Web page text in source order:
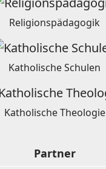
Religionspädagogik
Katholische Schulen
Katholische Theologie
Partner